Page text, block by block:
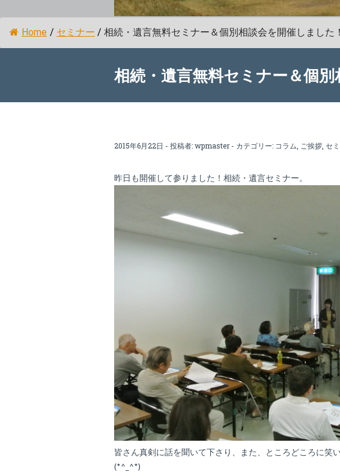
Home / セミナー / 相続・遺言無料セミナー＆個別相談会を開催しました！
相続・遺言無料セミナー＆個別
2015年6月22日 - 投稿者:wpmaster - カテゴリー: コラム ご挨拶 セ
昨日も開催して参りました！相続・遺言セミナー。
皆さん真剣に話を聞いて下さり、また、ところどころに笑
(*^_^*)